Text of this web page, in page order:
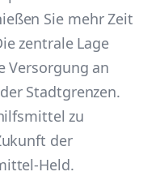
Sie mehr Zeit
zentrale Lage
Versorgung an
Stadtgrenzen.
zu
der
Held.